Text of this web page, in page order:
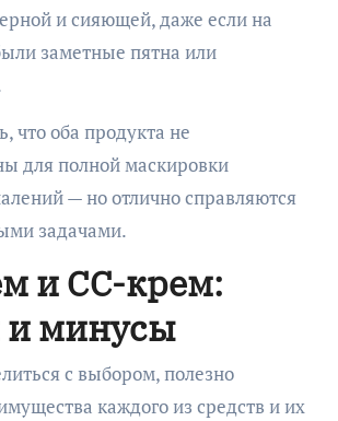
и сияющей, даже если на
заметные пятна или
что оба продукта не
для полной маскировки
— но отлично справляются
задачами.
и CC-крем:
минусы
с выбором, полезно
каждого из средств и их